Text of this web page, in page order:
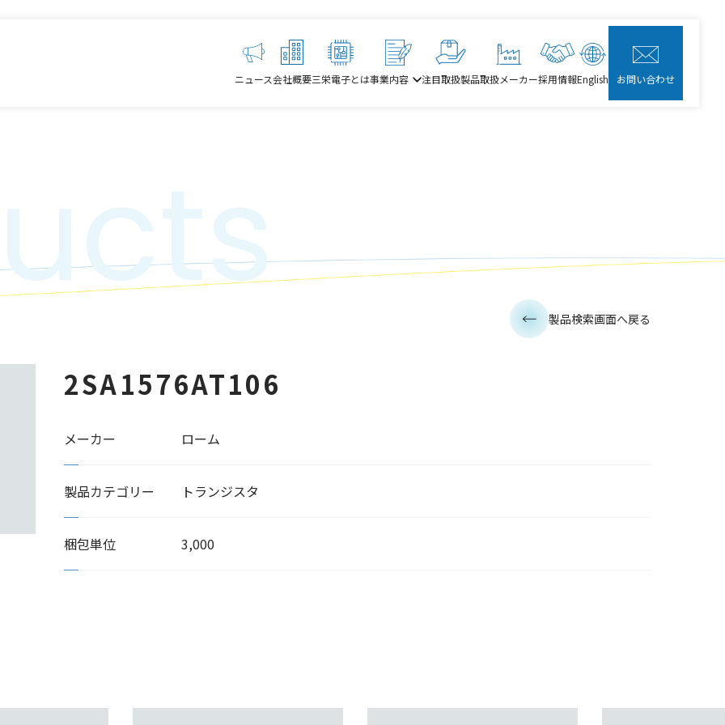
ニュース会社概要三栄電子とは事業内容 注目取扱製品取扱メーカー採用情報English お問い合わせ
2SA1576AT106
メーカー ローム
製品カテゴリー トランジスタ
梱包単位 3,000
製品検索画面へ戻る